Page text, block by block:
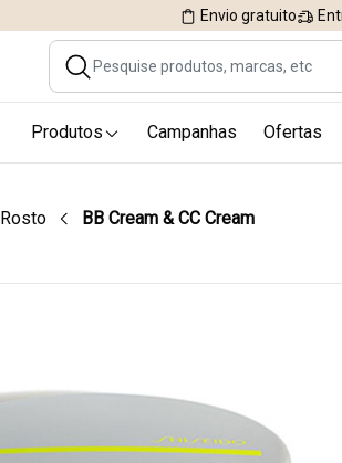
Envio gratuito
Produtos Campanhas Ofertas
Rosto BB Cream & CC Cream